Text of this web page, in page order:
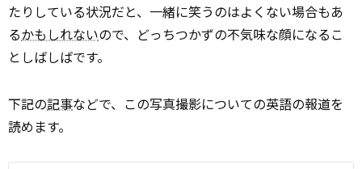
たりしている状況だと、一緒に笑うのはよくない場合もあ
るかもしれないので、どっちつかずの不気味な顔になるこ
としばしばです。
下記の記事などで、この写真撮影についての英語の報道を
読めます。